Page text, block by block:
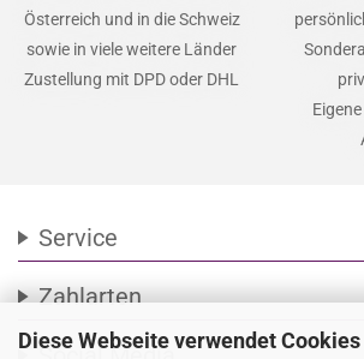
Diese Webseite verwendet
Österreich und in die Schweiz
sowie in viele weitere Länder
Zustellung mit DPD oder DHL
Service
Zahlarten